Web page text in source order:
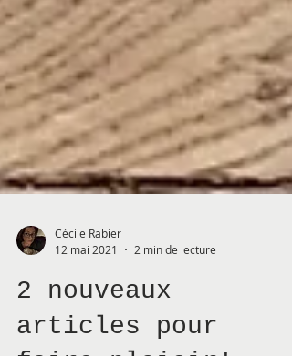
Cécile Rabier
12 mai 2021
2 min de lecture